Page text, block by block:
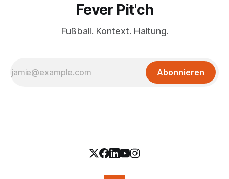
Fever Pit'ch
Fußball. Kontext. Haltung.
Abonnieren